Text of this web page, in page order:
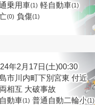
乗用車(1) 軽自動車(1)
(0) 負傷(1)
年2月17日(土)00:30
市川内町下別宮東 付近
相互 大破事故
動車(1) 普通自動二輪小(1)